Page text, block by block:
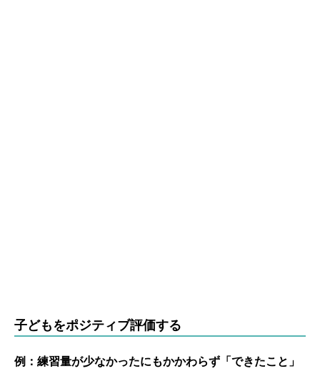
子どもをポジティブ評価する
例：練習量が少なかったにもかかわらず「できたこと」